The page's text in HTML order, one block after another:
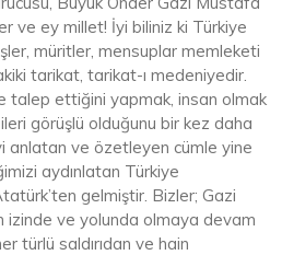
ve ey millet! İyi biliniz ki Türkiye
müritler, mensuplar memleketi
tarikat, tarikat-ı medeniyedir.
talep ettiğini yapmak, insan olmak
görüşlü olduğunu bir kez daha
anlatan ve özetleyen cümle yine
aydınlatan Türkiye
gelmiştir. Bizler; Gazi
izinde ve yolunda olmaya devam
türlü saldırıdan ve hain